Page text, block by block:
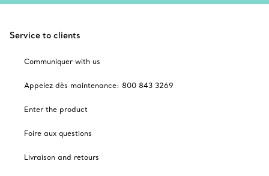
Service to clients
Communiquer with us
Appelez dès maintenance: 800 843 3269
Enter the product
Foire aux questions
Livraison and retours